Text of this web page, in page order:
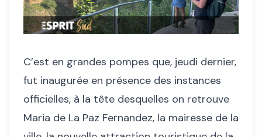
C’est en grandes pompes que, jeudi dernier,
fut inaugurée en présence des instances
officielles, à la tête desquelles on retrouve
Maria de La Paz Fernandez, la mairesse de la